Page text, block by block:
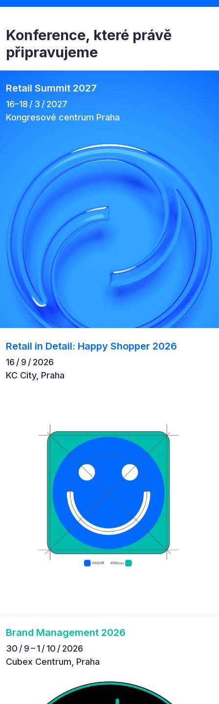
Konference, které právě
připravujeme
Retail Summit 2027
16–⁠18 / 3 / 2027
Kongresové centrum Praha
Retail in Detail: Happy Shopper 2026
16 / 9 / 2026
KC City, Praha
Brand Management 2026
30 / 9 – 1 / 10 / 2026
Cubex Centrum, Praha